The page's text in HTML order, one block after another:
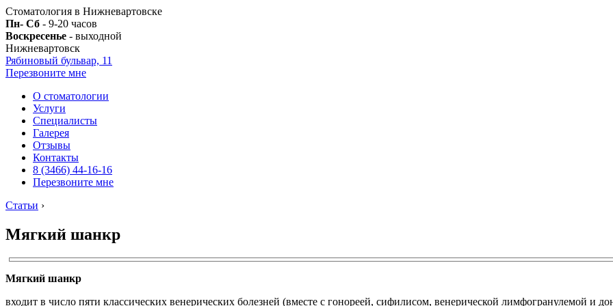
Стоматология в Нижневартовске
Пн- Сб - 9-20 часов
Воскресенье - выходной
Нижневартовск
Рябиновый бульвар, 11
Перезвоните мне
О стоматологии
Услуги
Специалисты
Галерея
Отзывы
Контакты
8 (3466) 44-16-16
Перезвоните мне
Статьи ›
Мягкий шанкр
Мягкий шанкр
входит в число пяти классических венерических болезней (вместе с гонореей, сифилисом, венерической лимфогранулемой и